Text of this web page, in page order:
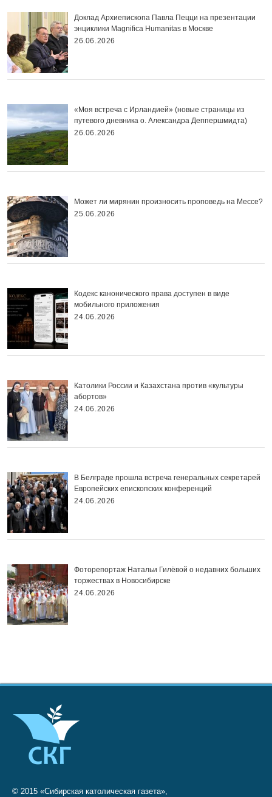
Доклад Архиепископа Павла Пецци на презентации
энциклики Magnifica Нumanitas в Москве
26.06.2026
«Моя встреча с Ирландией» (новые страницы из
путевого дневника о. Александра Деппершмидта)
26.06.2026
Может ли мирянин произносить проповедь на Мессе?
25.06.2026
Кодекс канонического права доступен в виде
мобильного приложения
24.06.2026
Католики России и Казахстана против «культуры
абортов»
24.06.2026
В Белграде прошла встреча генеральных секретарей
Европейских епископских конференций
24.06.2026
Фоторепортаж Натальи Гилёвой о недавних больших
торжествах в Новосибирске
24.06.2026
© 2015 «Сибирская католическая газета»,